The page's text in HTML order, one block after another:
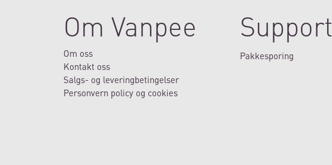
Om Vanpee
Om oss
Kontakt oss
Salgs- og leveringbetingelser
Personvern policy og cookies
Support
Pakkesporing